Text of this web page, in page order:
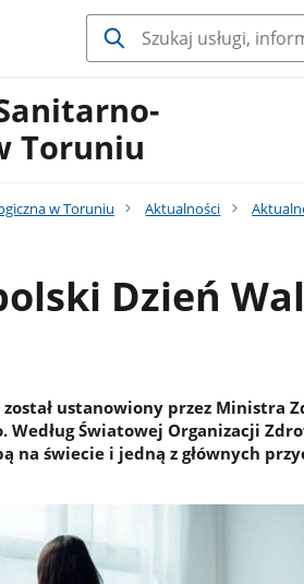
Toruniu
w Toruniu Aktualności
Dzień
ustanowiony przez Ministra
Według Światowej Organizacji
na świecie i jedną z głównych